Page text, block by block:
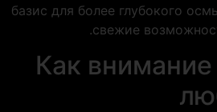
базис для более глубокого
свежие
Как